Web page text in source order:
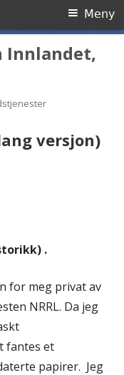
Innlandet,
Meny
versjon)
.
for meg privat av
NRRL. Da jeg
fantes et
papirer. Jeg